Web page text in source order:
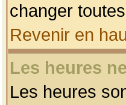
changer
Revenir en
Les heures
Les heures